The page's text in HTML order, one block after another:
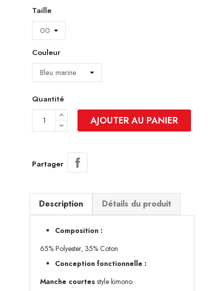
Taille
Couleur
Quantité
AJOUTER AU PANIER
Partager
Description Détails du produit
Composition :
65% Polyester, 35% Coton
Conception fonctionnelle :
Manche courtes style kimono